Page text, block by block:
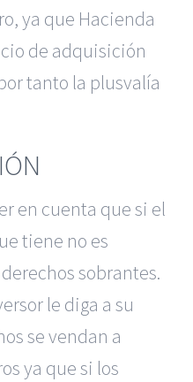
ya que Hacienda
de adquisición
tanto la plusvalía
en cuenta que si el
tiene no es
sobrantes.
le diga a su
se vendan a
ya que si los